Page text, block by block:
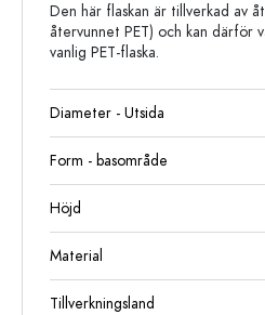
Den här flaskan är tillverkad av
återvunnet PET) och kan därför
vanlig PET-flaska.
Diameter - Utsida
Form - basområde
Höjd
Material
Tillverkningsland